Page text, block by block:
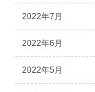
2022年7月
2022年6月
2022年5月